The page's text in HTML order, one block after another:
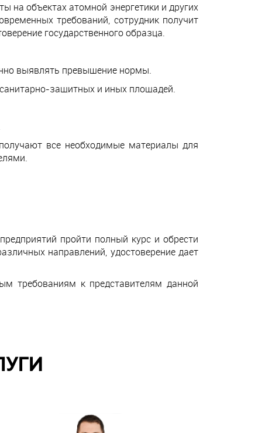
на объектах атомной энергетики и других
требований, сотрудник получит
государственного образца.
выявлять превышение нормы.
защитных и иных площадей.
все необходимые материалы для
пройти полный курс и обрести
направлений, удостоверение дает
требованиям к представителям данной